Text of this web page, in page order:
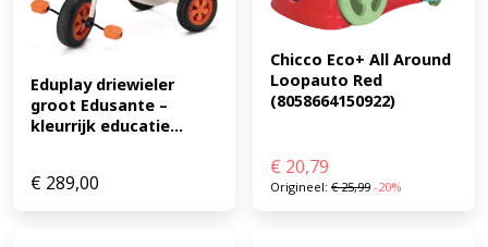
Eduplay driewieler
groot Edusante –
kleurrijk educatie...
€ 289,00
Chicco Eco+ All Around
Loopauto Red
(8058664150922)
€ 20,79
Origineel: €25,99 -20%